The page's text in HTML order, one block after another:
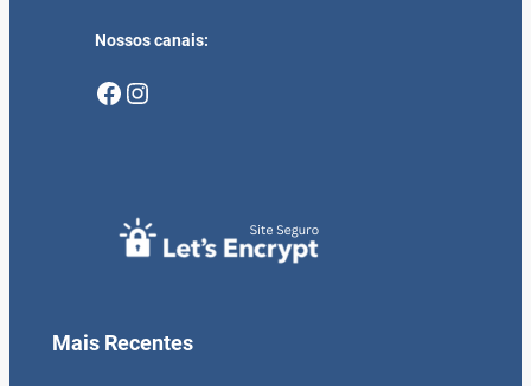
Nossos canais:
Facebook Instagram
Mais Recentes